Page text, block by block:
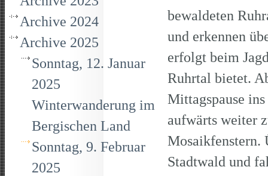
Archive 2024
Archive 2025
Sonntag, 12. Januar
2025
Winterwanderung im
Bergischen Land
Sonntag, 9. Februar
2025
bewaldeten
und erkennen
erfolgt beim
Ruhrtal bietet.
Mittagspause
aufwärts weiter
Mosaikfenstern.
Stadtwald und